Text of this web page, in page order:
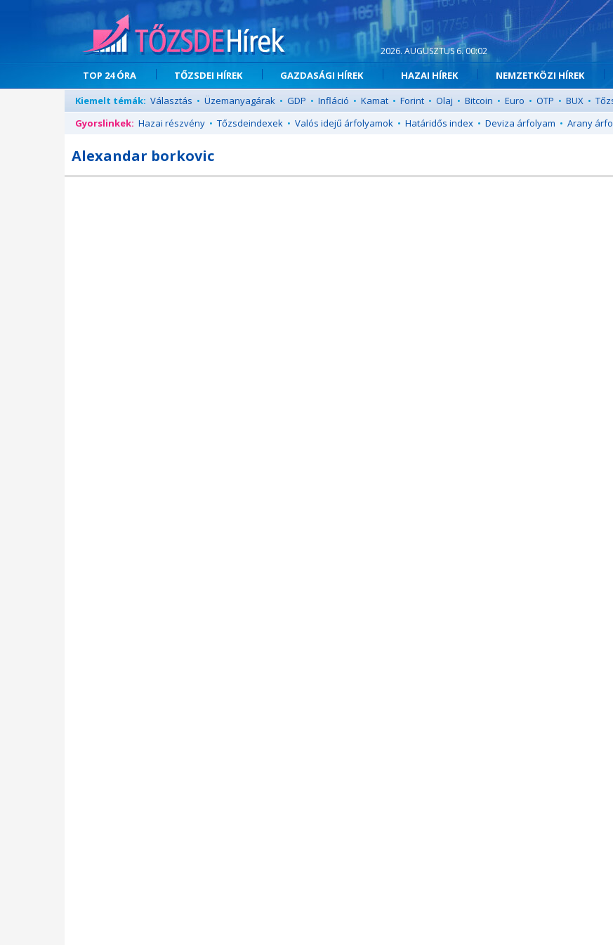
2026. AUGUSZTUS 6. 00:02
TOP 24 ÓRA TŐZSDEI HÍREK GAZDASÁGI HÍREK HAZAI HÍREK NEMZETKÖZI HÍREK
Kiemelt témák: Választás • Üzemanyagárak • GDP • Infláció • Kamat • Forint • Olaj • Bitcoin • Euro • OTP • BUX •
Gyorslinkek: Hazai részvény • Tőzsdeindexek • Valós idejű árfolyamok • Határidős index • Deviza árfolyam • Arany
Alexandar borkovic